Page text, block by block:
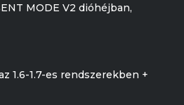
MODE V2 dióhéjban,
1.6-1.7-es rendszerekben +